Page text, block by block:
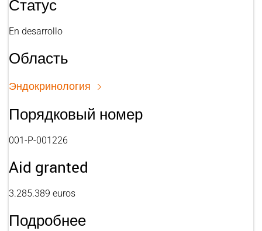
Статус
En desarrollo
Область
Эндокринология
Порядковый номер
001-P-001226
Aid granted
3.285.389 euros
Подробнее